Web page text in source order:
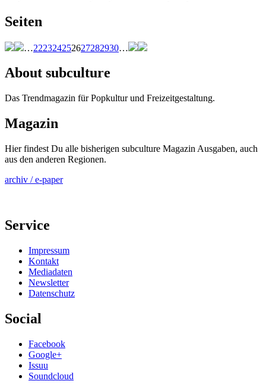
Seiten
…222324252627282930…
About subculture
Das Trendmagazin für Popkultur und Freizeitgestaltung.
Magazin
Hier findest Du alle bisherigen subculture Magazin Ausgaben, auch
aus den anderen Regionen.
archiv / e-paper
Service
Impressum
Kontakt
Mediadaten
Newsletter
Datenschutz
Social
Facebook
Google+
Issuu
Soundcloud